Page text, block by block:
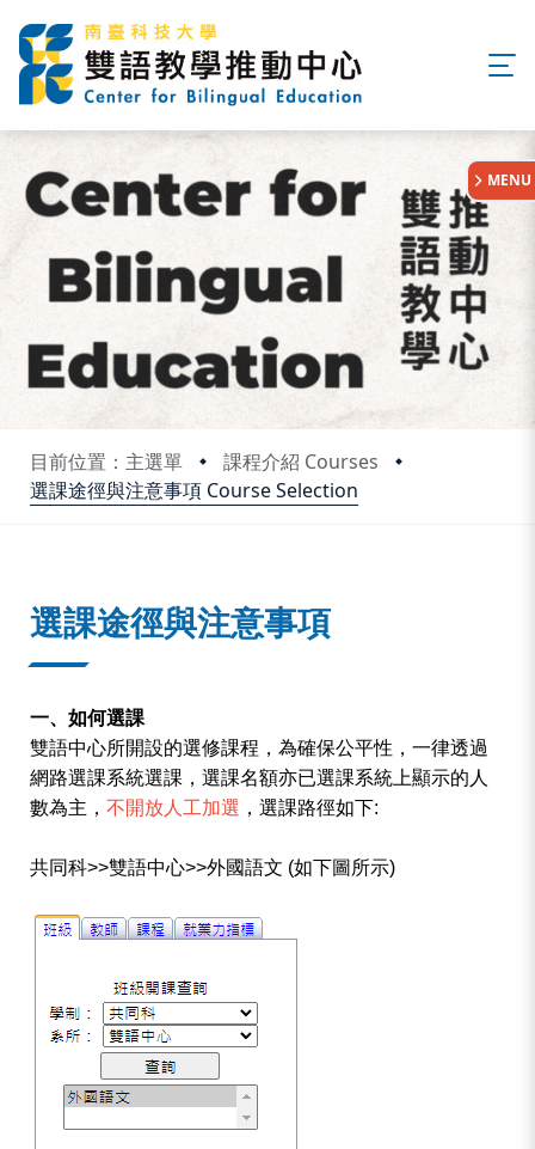
目前位置：主選單
課程介紹 Courses
選課途徑與注意事項 Course Selection
:::
MENU
選課途徑與注意事項
一、如何選課
雙語中心所開設的選修課程，為確保公平性，一律透過
網路選課系統選課，選課名額亦已選課系統上顯示的人
數為主， 不開放人工加選 ，選課路徑如下:
共同科>>雙語中心>>外國語文 (如下圖所示)